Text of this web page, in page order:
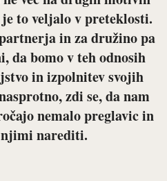
to veljalo v preteklosti.
in za družino pa
da bomo v teh odnosih
in izpolnitev svojih
zdi se, da nam
nemalo preglavic in
njimi narediti.